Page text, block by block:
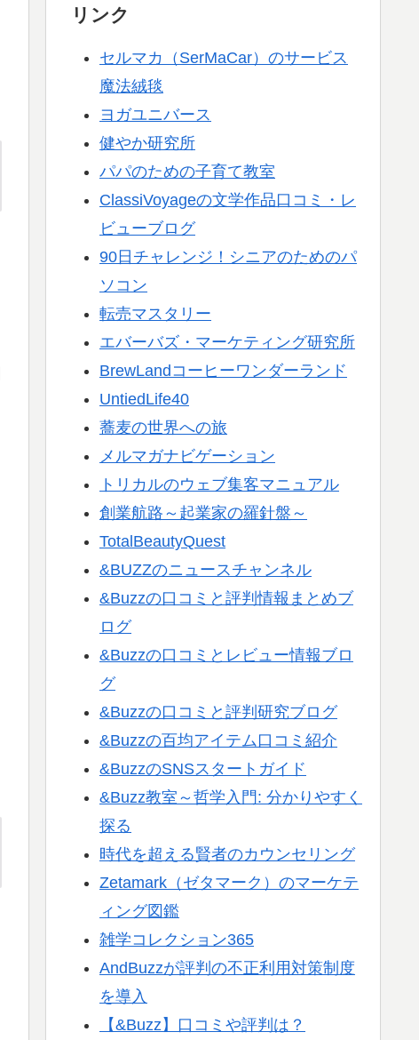
リンク
セルマカ（SerMaCar）のサービス
魔法絨毯
ヨガユニバース
健やか研究所
パパのための子育て教室
ClassiVoyageの文学作品口コミ・レ
ビューブログ
90日チャレンジ！シニアのためのパ
ソコン
転売マスタリー
エバーバズ・マーケティング研究所
BrewLandコーヒーワンダーランド
UntiedLife40
蕎麦の世界への旅
メルマガナビゲーション
トリカルのウェブ集客マニュアル
創業航路～起業家の羅針盤～
TotalBeautyQuest
&BUZZのニュースチャンネル
&Buzzの口コミと評判情報まとめブ
ログ
&Buzzの口コミとレビュー情報ブロ
グ
&Buzzの口コミと評判研究ブログ
&Buzzの百均アイテム口コミ紹介
&BuzzのSNSスタートガイド
&Buzz教室～哲学入門: 分かりやすく
探る
時代を超える賢者のカウンセリング
Zetamark（ゼタマーク）のマーケテ
ィング図鑑
雑学コレクション365
AndBuzzが評判の不正利用対策制度
を導入
【&Buzz】口コミや評判は？